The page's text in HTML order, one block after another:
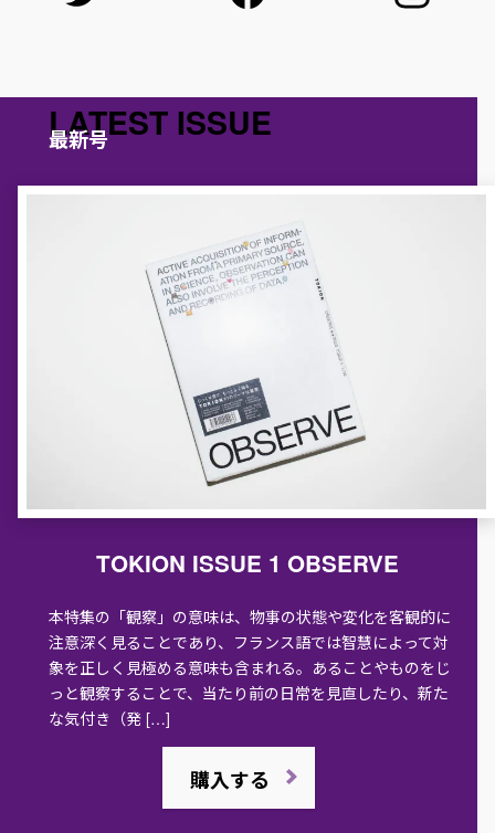
LATEST ISSUE
最新号
TOKION ISSUE 1 OBSERVE
本特集の「観察」の意味は、物事の状態や変化を客観的に
注意深く見ることであり、フランス語では智慧によって対
象を正しく見極める意味も含まれる。あることやものをじ
っと観察することで、当たり前の日常を見直したり、新た
な気付き（発 […]
購入する